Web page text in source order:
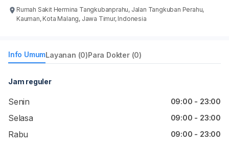
Rumah Sakit Hermina Tangkubanprahu, Jalan Tangkuban Perahu,
Kauman, Kota Malang, Jawa Timur, Indonesia
Info UmumLayanan (0)Para Dokter (0)
Jam reguler
Senin 09:00 - 23:00
Selasa 09:00 - 23:00
Rabu 09:00 - 23:00